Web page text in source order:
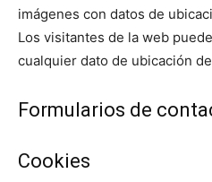
imágenes con datos de
Los visitantes de la web
cualquier dato de ubicación
Formularios de
Cookies